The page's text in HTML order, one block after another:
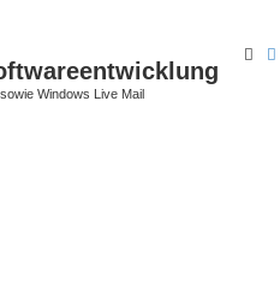
Windows Live Mail